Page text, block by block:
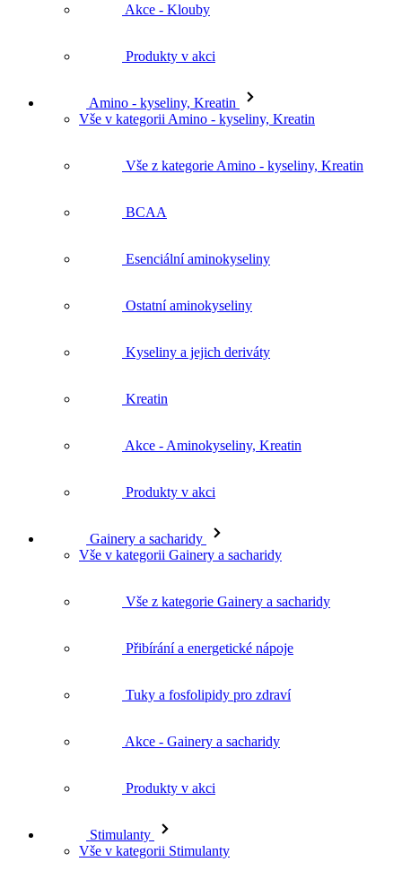
Akce - Klouby
Produkty v akci
Amino - kyseliny, Kreatin
Vše v kategorii Amino - kyseliny, Kreatin
Vše z kategorie Amino - kyseliny, Kreatin
BCAA
Esenciální aminokyseliny
Ostatní aminokyseliny
Kyseliny a jejich deriváty
Kreatin
Akce - Aminokyseliny, Kreatin
Produkty v akci
Gainery a sacharidy
Vše v kategorii Gainery a sacharidy
Vše z kategorie Gainery a sacharidy
Přibírání a energetické nápoje
Tuky a fosfolipidy pro zdraví
Akce - Gainery a sacharidy
Produkty v akci
Stimulanty
Vše v kategorii Stimulanty